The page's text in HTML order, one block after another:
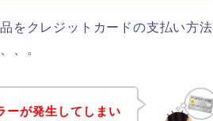
をクレジットカードの支払い方法
、。
ーが発生してしまい